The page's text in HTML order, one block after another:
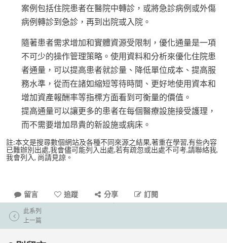
案例包括住院患者在醫院中轉診，或將急診病例或外傷
病例轉診到急診，再到出院或入院。
隨著患者需求增加和實體資源受限制，優化通量是一項
不可少的操作管理策略。使用資料和分析來優化住院患
者通量，可以提高患者就診量、降低單位成本、提高服
務水準，從而在諸如縮短等待時間、更好地使用資本和
增加資產報酬率等指標方面看到可衡量的價值。
提高通量可以讓更多的患者在每個醫療設施接受護理，
而不需要增加昂貴的新設施或病床。
註:本文是搜尋數個網站及各種不同來源之結果,著重在學習,有些內容
已難辦別出處,我會儘可能列入出處,若有疏忽或出處不可考,請聯絡我,
我會列入, 尚請見諒。
留言 追蹤 分享 訂閱
此系列
上一篇